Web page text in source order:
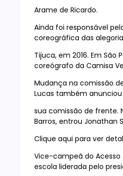
Arame de Ricardo.
Ainda foi responsável
coreográfica das
Tijuca, em 2016. Em São
coreógrafo da Camisa
Mudança na comissão
Lucas também
sua comissão de frente.
Barros, entrou Jonathan
Clique aqui para ver
Vice-campeã do Acesso
escola liderada pelo